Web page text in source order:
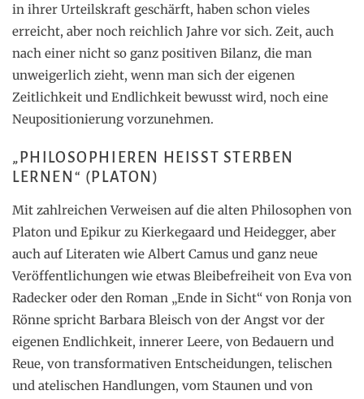
in ihrer Urteilskraft geschärft, haben schon vieles
erreicht, aber noch reichlich Jahre vor sich. Zeit, auch
nach einer nicht so ganz positiven Bilanz, die man
unweigerlich zieht, wenn man sich der eigenen
Zeitlichkeit und Endlichkeit bewusst wird, noch eine
Neupositionierung vorzunehmen.
„PHILOSOPHIEREN HEISST STERBEN L
ERNEN“ (PLATON)
Mit zahlreichen Verweisen auf die alten Philosophen von
Platon und Epikur zu Kierkegaard und Heidegger, aber
auch auf Literaten wie Albert Camus und ganz neue
Veröffentlichungen wie etwas Bleibefreiheit von Eva von
Radecker oder den Roman „Ende in Sicht“ von Ronja von
Rönne spricht Barbara Bleisch von der Angst vor der
eigenen Endlichkeit, innerer Leere, von Bedauern und
Reue, von transformativen Entscheidungen, telischen
und atelischen Handlungen, vom Staunen und von